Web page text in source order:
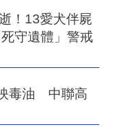
！13愛犬伴屍
守遺體」警戒
毒油 中聯高